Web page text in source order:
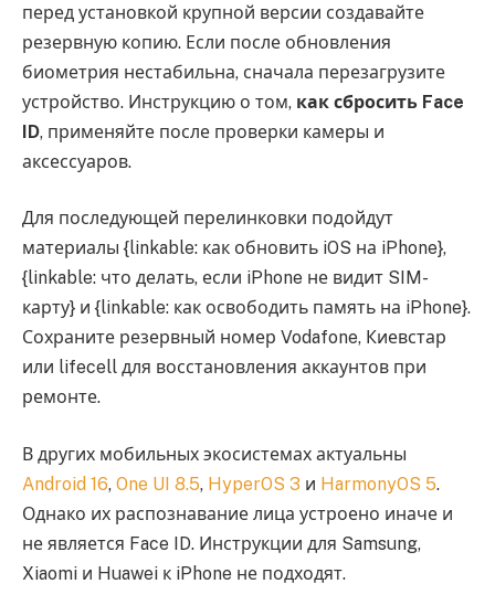
перед установкой крупной версии создавайте
резервную копию. Если после обновления
биометрия нестабильна, сначала перезагрузите
устройство. Инструкцию о том, как сбросить Face
ID, применяйте после проверки камеры и
аксессуаров.
Для последующей перелинковки подойдут
материалы {linkable: как обновить iOS на iPhone},
{linkable: что делать, если iPhone не видит SIM-
карту} и {linkable: как освободить память на iPhone}.
Сохраните резервный номер Vodafone, Киевстар
или lifecell для восстановления аккаунтов при
ремонте.
В других мобильных экосистемах актуальны
Android 16, One UI 8.5, HyperOS 3 и HarmonyOS 5.
Однако их распознавание лица устроено иначе и
не является Face ID. Инструкции для Samsung,
Xiaomi и Huawei к iPhone не подходят.